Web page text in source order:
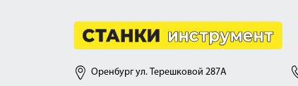
Оренбург ул. Терешковой 287А